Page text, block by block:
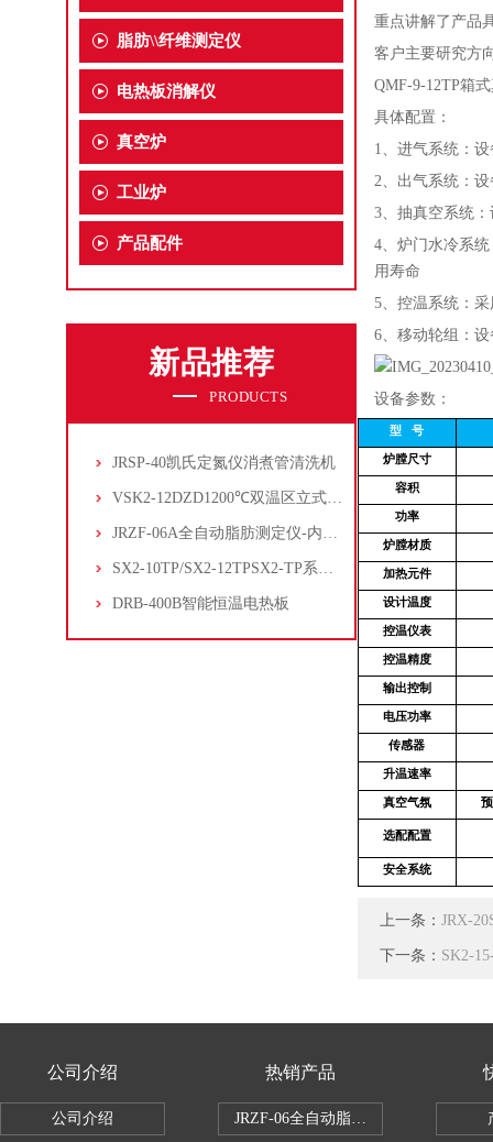
脂肪\\纤维测定仪
电热板消解仪
真空炉
工业炉
产品配件
新品推荐
PRODUCTS
JRSP-40凯氏定氮仪消煮管清洗机
VSK2-12DZD1200℃双温区立式管式炉
JRZF-06A全自动脂肪测定仪-内置电子制冷系统
SX2-10TP/SX2-12TPSX2-TP系列经济型陶瓷纤维马弗炉
DRB-400B智能恒温电热板
重点讲解了产品
客户主要研究方
QMF-9-12TP箱
具体配置：
1、进气系统：
2、出气系统：
3、抽真空系统
4、炉门水冷系
用寿命
5、控温系统：
6、移动轮组：
设备参数：
型 号
炉膛尺寸
容积
功率
炉膛材质
加热元件
设计温度
控温仪表
控温精度
输出控制
电压功率
传感器
升温速率
真空气氛
选配配置
安全系统
上一条： JRX-
下一条： SK2-
公司介绍
公司介绍
热销产品
JRZF-06全自动脂肪测定仪